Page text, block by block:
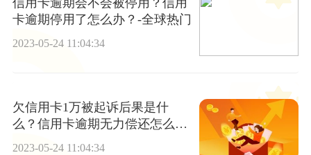
卡逾期停用了怎么办？-全球热门
2023-05-24 11:04:34
欠信用卡1万被起诉后果是什
么？信用卡逾期无力偿还怎么协
商？
2023-05-24 11:04:34